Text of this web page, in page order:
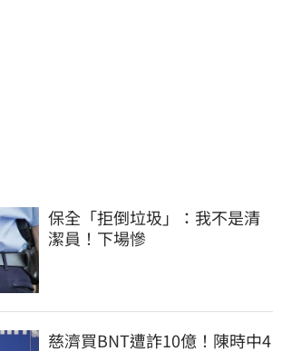
保全「拒倒垃圾」：我不是清
潔員！下場慘
慈濟買BNT遭詐10億！陳時中4